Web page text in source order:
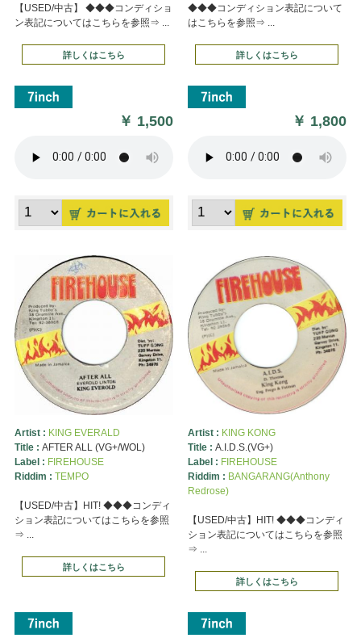
【USED/中古】 ◆◆◆コンディショ
ン表記についてはこちらを参照⇒ ...
詳しくはこちら
￥ 1,500
◆◆◆コンディション表記について
はこちらを参照⇒ ...
詳しくはこちら
￥ 1,800
Artist : KING EVERALD
Title : AFTER ALL (VG+/WOL)
Label : FIREHOUSE
Riddim : TEMPO
【USED/中古】HIT! ◆◆◆コンディ
ション表記についてはこちらを参照
⇒ ...
詳しくはこちら
Artist : KING KONG
Title : A.I.D.S.(VG+)
Label : FIREHOUSE
Riddim : BANGARANG(Anthony
Redrose)
【USED/中古】HIT! ◆◆◆コンディ
ション表記についてはこちらを参照
⇒ ...
詳しくはこちら